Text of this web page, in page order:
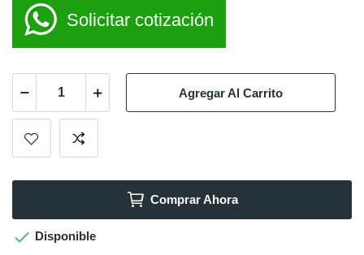
Solicitar cotización
Agregar Al Carrito
Comprar Ahora
 Disponible